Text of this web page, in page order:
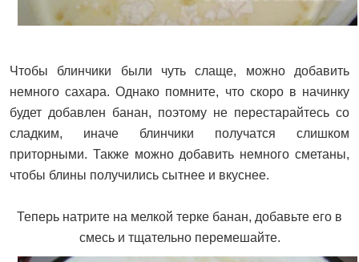
Чтобы блинчики были чуть слаще, можно добавить
немного сахара. Однако помните, что скоро в начинку
будет добавлен банан, поэтому не перестарайтесь со
сладким, иначе блинчики получатся слишком
приторными. Также можно добавить немного сметаны,
чтобы блины получились сытнее и вкуснее.
Теперь натрите на мелкой терке банан, добавьте его в
смесь и тщательно перемешайте.